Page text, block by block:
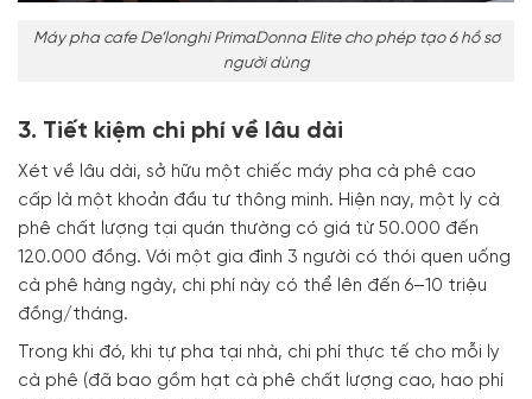
Máy pha cafe De’longhi PrimaDonna Elite cho phép tạo 6 hồ sơ
người dùng
3. Tiết kiệm chi phí về lâu dài
Xét về lâu dài, sở hữu một chiếc máy pha cà phê cao
cấp là một khoản đầu tư thông minh. Hiện nay, một ly cà
phê chất lượng tại quán thường có giá từ 50.000 đến
120.000 đồng. Với một gia đình 3 người có thói quen uống
cà phê hàng ngày, chi phí này có thể lên đến 6–10 triệu
đồng/tháng.
Trong khi đó, khi tự pha tại nhà, chi phí thực tế cho mỗi ly
cà phê (đã bao gồm hạt cà phê chất lượng cao, hao phí